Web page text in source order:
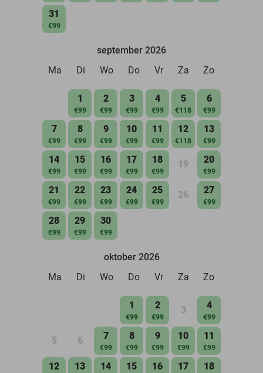
31
€99
september 2026
Ma
Di Wo Do Vr Za Zo
1
€99
2
€99
3
€99
4
€99
5
€118
6
€99
7
€99
8
€99
9
€99
10
€99
11
€99
12
€118
13
€99
14
€99
15
€99
16
€99
17
€99
18
€99
19 20
€99
21
€99
22
€99
23
€99
24
€99
25
€99
26 27
€99
28
€99
29
€99
30
€99
oktober 2026
Ma
Di Wo Do Vr Za Zo
1
€99
2
€99
3 4
€99
5 6 7
€99
8
€99
9
€99
10
€99
11
€99
12 13 14 15 16 17 18